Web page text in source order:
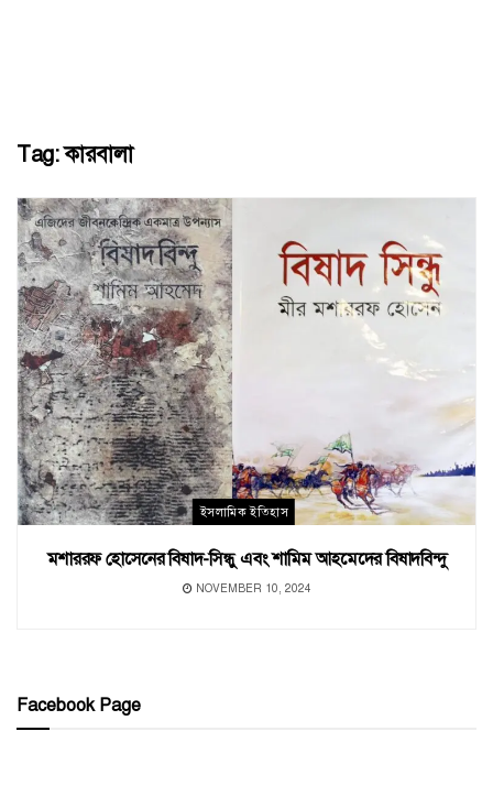
Tag:কারবালা
ইসলামিক ইতিহাস
মশাররফ হোসেনের বিষাদ-সিন্ধু এবং শামিম আহমেদের বিষাদবিন্দু
NOVEMBER 10, 2024
Facebook Page